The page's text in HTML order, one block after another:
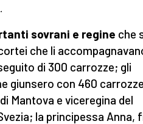
sovrani e regine che
che li
di 300 carrozze; gli
giunsero con 460
Mantova e viceregina del
la principessa Anna,